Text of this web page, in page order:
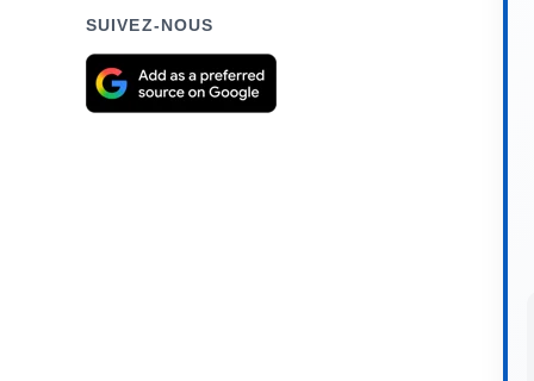
SUIVEZ-NOUS